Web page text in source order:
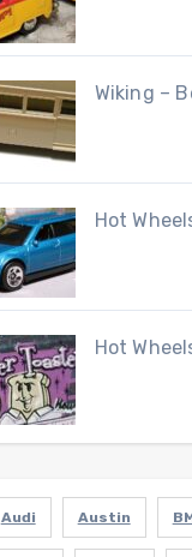
Wiking –
Hot
Hot
Audi Austin